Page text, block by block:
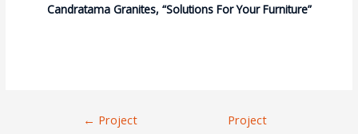
Candratama Granites, “Solutions For Your Furniture”
Navigasi
← Project Project